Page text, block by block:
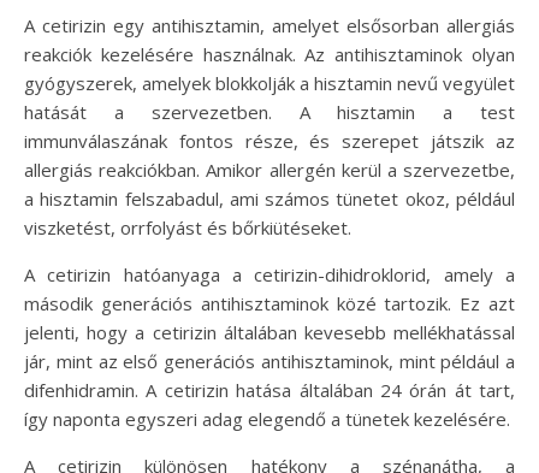
A cetirizin egy antihisztamin, amelyet elsősorban allergiás
reakciók kezelésére használnak. Az antihisztaminok olyan
gyógyszerek, amelyek blokkolják a hisztamin nevű vegyület
hatását a szervezetben. A hisztamin a test
immunválaszának fontos része, és szerepet játszik az
allergiás reakciókban. Amikor allergén kerül a szervezetbe,
a hisztamin felszabadul, ami számos tünetet okoz, például
viszketést, orrfolyást és bőrkiütéseket.
A cetirizin hatóanyaga a cetirizin-dihidroklorid, amely a
második generációs antihisztaminok közé tartozik. Ez azt
jelenti, hogy a cetirizin általában kevesebb mellékhatással
jár, mint az első generációs antihisztaminok, mint például a
difenhidramin. A cetirizin hatása általában 24 órán át tart,
így naponta egyszeri adag elegendő a tünetek kezelésére.
A cetirizin különösen hatékony a szénanátha, a